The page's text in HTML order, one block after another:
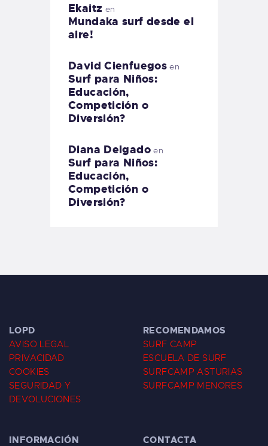
Ekaitz en
Mundaka surf desde el
aire!
David Cienfuegos en
Surf para Niños:
Educación,
Competición o
Diversión?
Diana Delgadoen
Surf para Niños:
Educación,
Competición o
Diversión?
LOPD
AVISO LEGAL
PRIVACIDAD
COOKIES
SEGURIDAD Y
DEVOLUCIONES
RECOMENDAMOS
SURF CAMP
ESCUELA DE SURF
SURFCAMP ASTURIAS
SURFCAMP MENORES
INFORMACIÓN CONTACTA